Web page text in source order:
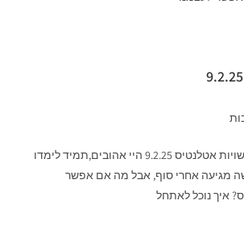
המסר השבועי מפי ישויות אטלנטיס 9.2.25 היי אהובים,תמיד לימדו
מגיעה אחרי סוף, אבל מה אם אפשר
איך נוכל לאתחל